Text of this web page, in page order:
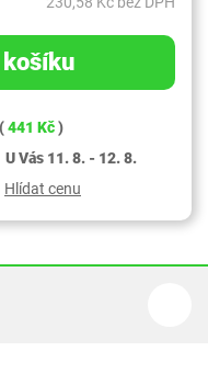
441 Kč)
U Vás 11. 8. - 12. 8.
Hlídat cenu